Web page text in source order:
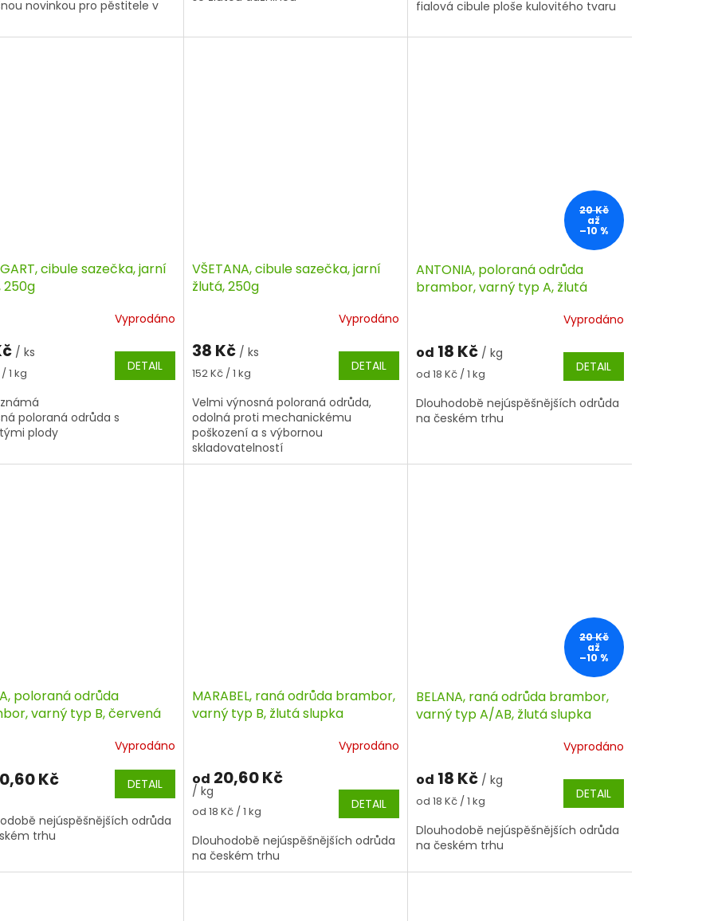
novinkou pro pěstitele v
fialová cibule ploše kulovitého tvaru
cibule sazečka, jarní
250g
Vyprodáno
/ ks
1 kg DETAIL
poloraná odrůda s
plody
VŠETANA, cibule sazečka, jarní
žlutá, 250g
Vyprodáno
38 Kč / ks
Měrná
152 Kč / 1 kg DETAIL
Velmi výnosná poloraná odrůda,
odolná proti mechanickému
poškození a s výbornou
skladovatelností
20 Kč
až
–10 %
ANTONIA, poloraná odrůda
brambor, varný typ A, žlutá
Vyprodáno
od 18 Kč / kg
Měrná
od 18 Kč / 1 kg DETAIL
Dlouhodobě nejúspěšnějších odrůda
na českém trhu
poloraná odrůda
varný typ B, červená
Vyprodáno
Kč DETAIL
nejúspěšnějších odrůda
trhu
MARABEL, raná odrůda brambor,
varný typ B, žlutá slupka
Vyprodáno
od 20,60 Kč
/ kg
Měrná
od 18 Kč / 1 kg DETAIL
Dlouhodobě nejúspěšnějších odrůda
na českém trhu
20 Kč
až
–10 %
BELANA, raná odrůda brambor,
varný typ A/AB, žlutá slupka
Vyprodáno
od 18 Kč / kg
Měrná
od 18 Kč / 1 kg DETAIL
Dlouhodobě nejúspěšnějších odrůda
na českém trhu